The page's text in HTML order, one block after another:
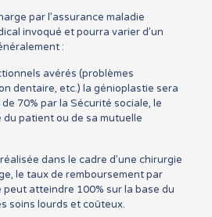
par l’assurance maladie
invoqué et pourra varier d’un
:
avérés (problèmes
dentaire, etc.) la génioplastie sera
70% par la Sécurité sociale, le
patient ou de sa mutuelle
dans le cadre d’une chirurgie
le taux de remboursement par
peut atteindre 100% sur la base du
soins lourds et coûteux.